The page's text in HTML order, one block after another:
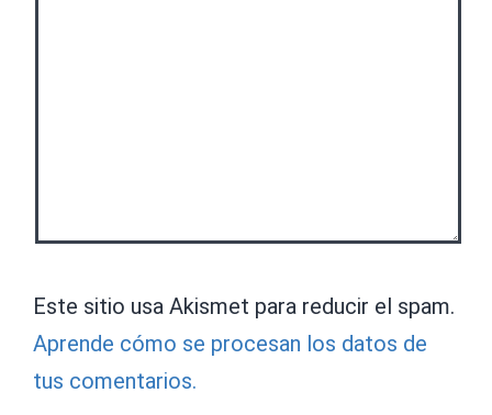
Este sitio usa Akismet para reducir el spam.
Aprende cómo se procesan los datos de
tus comentarios.